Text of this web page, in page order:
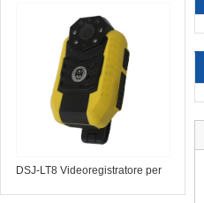
DSJ-LT8 Videoregistratore per
forze dell'ordine